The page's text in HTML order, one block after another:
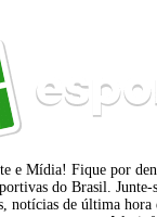
e Mídia! Fique por
do Brasil. Junte-
notícias de última hora